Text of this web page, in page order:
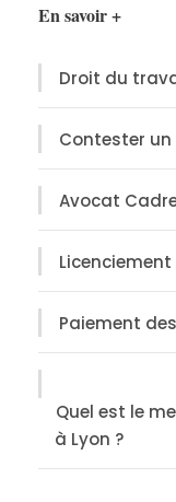
En savoir +
Droit du
Contester
Avocat
Paiement
Quel est le
à Lyon ?